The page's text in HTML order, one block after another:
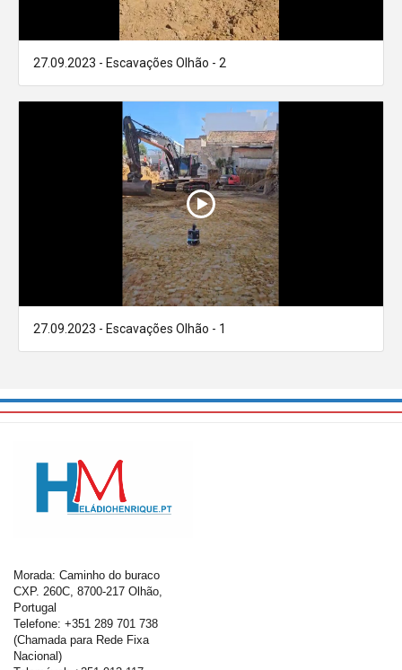
27.09.2023 - Escavações Olhão - 2
27.09.2023 - Escavações Olhão - 1
Morada: Caminho do buraco
CXP. 260C, 8700-217 Olhão,
Portugal
Telefone: +351 289 701 738
(Chamada para Rede Fixa
Nacional)